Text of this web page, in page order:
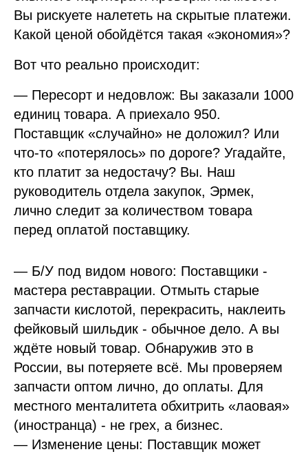
Вы рискуете налететь на скрытые платежи.
Какой ценой обойдётся такая «экономия»?
Вот что реально происходит:
— Пересорт и недовлож: Вы заказали 1000
единиц товара. А приехало 950.
Поставщик «случайно» не доложил? Или
что-то «потерялось» по дороге? Угадайте,
кто платит за недостачу? Вы. Наш
руководитель отдела закупок, Эрмек,
лично следит за количеством товара
перед оплатой поставщику.
— Б/У под видом нового: Поставщики -
мастера реставрации. Отмыть старые
запчасти кислотой, перекрасить, наклеить
фейковый шильдик - обычное дело. А вы
ждёте новый товар. Обнаружив это в
России, вы потеряете всё. Мы проверяем
запчасти оптом лично, до оплаты. Для
местного менталитета обхитрить «лаовая»
(иностранца) - не грех, а бизнес.
— Изменение цены: Поставщик может